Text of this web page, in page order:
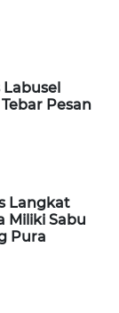
Pesan
Langkat
Miliki Sabu
Pura